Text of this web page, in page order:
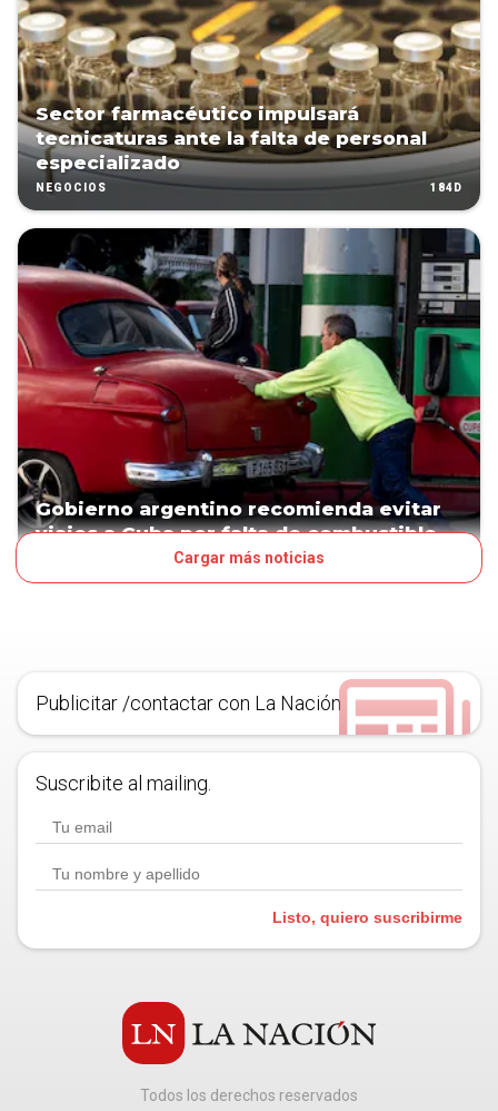
Sector farmacéutico impulsará
tecnicaturas ante la falta de personal
especializado
NEGOCIOS 184D
Gobierno argentino recomienda evitar
viajes a Cuba por falta de combustible
Cargar más noticias
Publicitar /contactar con La Nación
Suscribite al mailing.
Listo, quiero suscribirme
Todos los derechos reservados